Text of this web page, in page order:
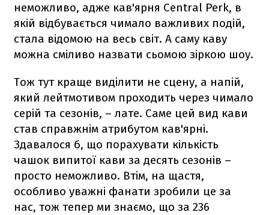
неможливо, адже кав'ярня Central Perk, в
якій відбувається чимало важливих подій,
стала відомою на весь світ. А саму каву
можна сміливо назвати сьомою зіркою шоу.
Тож тут краще виділити не сцену, а напій,
який лейтмотивом проходить через чимало
серій та сезонів, – лате. Саме цей вид кави
став справжнім атрибутом кав'ярні.
Здавалося б, що порахувати кількість
чашок випитої кави за десять сезонів –
просто неможливо. Втім, на щастя,
особливо уважні фанати зробили це за
нас, тож тепер ми знаємо, що за 236